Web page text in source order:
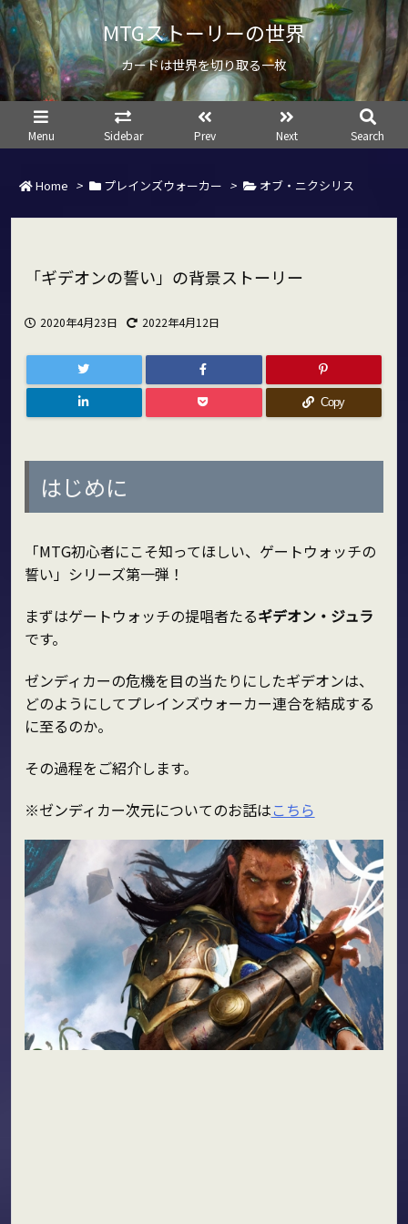
MTGストーリーの世界
カードは世界を切り取る一枚
Menu Sidebar Prev Next Search
Home > プレインズウォーカー > オブ・ニクシリス
「ギデオンの誓い」の背景ストーリー
2020年4月23日 2022年4月12日
Copy
はじめに
「MTG初心者にこそ知ってほしい、ゲートウォッチの
誓い」シリーズ第一弾！
まずはゲートウォッチの提唱者たるギデオン・ジュラ
です。
ゼンディカーの危機を目の当たりにしたギデオンは、
どのようにしてプレインズウォーカー連合を結成する
に至るのか。
その過程をご紹介します。
※ゼンディカー次元についてのお話はこちら